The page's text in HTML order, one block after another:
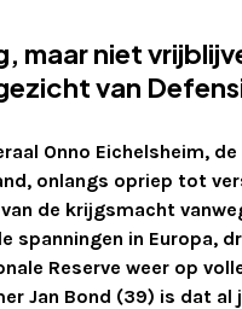
maar niet
van
Onno Eichelsheim,
onlangs opriep tot
de krijgsmacht
spanningen in Europa,
Reserve weer op
Jan Bond (39) is dat al